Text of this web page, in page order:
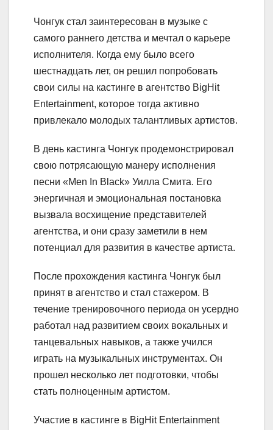
Чонгук стал заинтересован в музыке с
самого раннего детства и мечтал о карьере
исполнителя. Когда ему было всего
шестнадцать лет, он решил попробовать
свои силы на кастинге в агентство BigHit
Entertainment, которое тогда активно
привлекало молодых талантливых артистов.
В день кастинга Чонгук продемонстрировал
свою потрясающую манеру исполнения
песни «Men In Black» Уилла Смита. Его
энергичная и эмоциональная постановка
вызвала восхищение представителей
агентства, и они сразу заметили в нем
потенциал для развития в качестве артиста.
После прохождения кастинга Чонгук был
принят в агентство и стал стажером. В
течение тренировочного периода он усердно
работал над развитием своих вокальных и
танцевальных навыков, а также учился
играть на музыкальных инструментах. Он
прошел несколько лет подготовки, чтобы
стать полноценным артистом.
Участие в кастинге в BigHit Entertainment